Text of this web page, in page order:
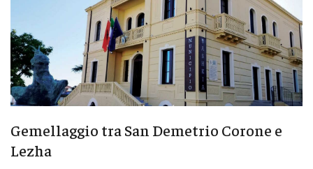
Gemellaggio tra San Demetrio Corone e
Lezha